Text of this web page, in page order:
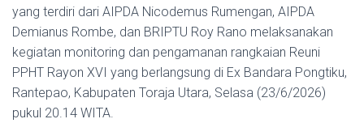
yang terdiri dari AIPDA Nicodemus Rumengan, AIPDA
Demianus Rombe, dan BRIPTU Roy Rano melaksanakan
kegiatan monitoring dan pengamanan rangkaian Reuni
PPHT Rayon XVI yang berlangsung di Ex Bandara Pongtiku,
Rantepao, Kabupaten Toraja Utara, Selasa (23/6/2026)
pukul 20.14 WITA.